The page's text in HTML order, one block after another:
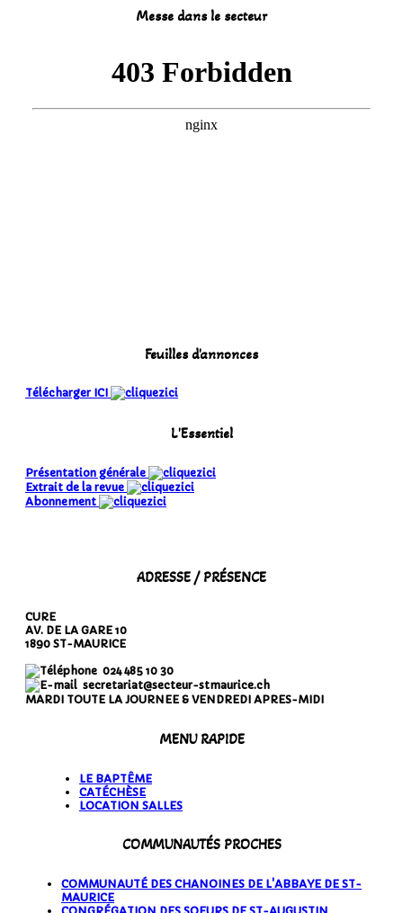
Messe dans le secteur
Feuilles d'annonces
Télécharger ICI
L'Essentiel
Présentation générale
Extrait de la revue
Abonnement
ADRESSE / PRÉSENCE
CURE
AV. DE LA GARE 10
1890 ST-MAURICE
024 485 10 30
secretariat@secteur-stmaurice.ch
MARDI TOUTE LA JOURNEE & VENDREDI APRES-MIDI
MENU RAPIDE
LE BAPTÊME
CATÉCHÈSE
LOCATION SALLES
COMMUNAUTÉS PROCHES
COMMUNAUTÉ DES CHANOINES DE L'ABBAYE DE ST-
MAURICE